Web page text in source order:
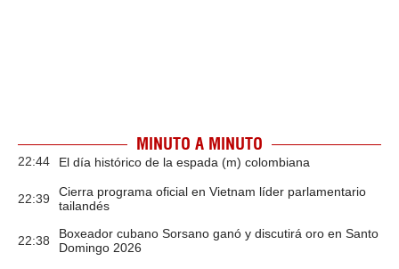
MINUTO A MINUTO
22:44 El día histórico de la espada (m) colombiana
22:39
Cierra programa oficial en Vietnam líder parlamentario
tailandés
22:38
Boxeador cubano Sorsano ganó y discutirá oro en Santo
Domingo 2026